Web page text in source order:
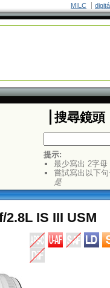
MILC
搜尋鏡頭
提示:
最少寫出 2字母
嘗試寫出以下
是
2.8L IS III USM